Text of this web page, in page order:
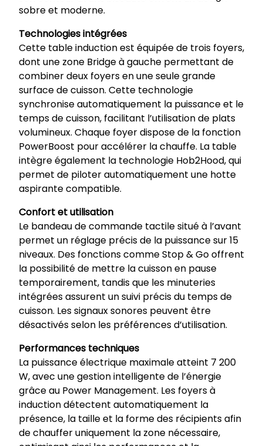
sobre et moderne.
Technologies intégrées
Cette table induction est équipée de trois foyers,
dont une zone Bridge à gauche permettant de
combiner deux foyers en une seule grande
surface de cuisson. Cette technologie
synchronise automatiquement la puissance et le
temps de cuisson, facilitant l’utilisation de plats
volumineux. Chaque foyer dispose de la fonction
PowerBoost pour accélérer la chauffe. La table
intègre également la technologie Hob2Hood, qui
permet de piloter automatiquement une hotte
aspirante compatible.
Confort et utilisation
Le bandeau de commande tactile situé à l’avant
permet un réglage précis de la puissance sur 15
niveaux. Des fonctions comme Stop & Go offrent
la possibilité de mettre la cuisson en pause
temporairement, tandis que les minuteries
intégrées assurent un suivi précis du temps de
cuisson. Les signaux sonores peuvent être
désactivés selon les préférences d’utilisation.
Performances techniques
La puissance électrique maximale atteint 7 200
W, avec une gestion intelligente de l’énergie
grâce au Power Management. Les foyers à
induction détectent automatiquement la
présence, la taille et la forme des récipients afin
de chauffer uniquement la zone nécessaire,